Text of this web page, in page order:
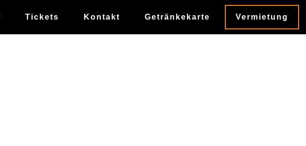
Tickets Kontakt Getränkekarte Vermietung